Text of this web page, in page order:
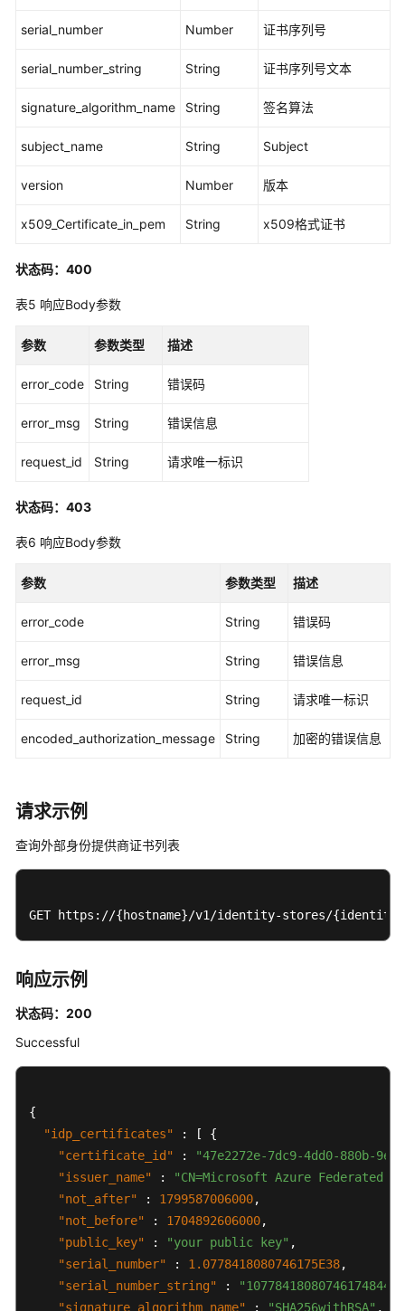
分
管
用
书
理
实
管
MFA
管
理
管
户
管
用
户/
用
定
关
管
身
管
理
创
建
外
部
身
serial_number Number 证书序列号
serial_number_string String 证书序列号文本
signature_algorithm_name String 签名算法
subject_name String Subject
version Number 版本
x509_Certificate_in_pem String x509格式证书
状态码：400
表5 响应Body参数
参数 参数类型 描述
error_code String 错误码
error_msg String 错误信息
request_id String 请求唯一标识
状态码：403
表6 响应Body参数
参数 参数类型 描述
error_code String 错误码
error_msg String 错误信息
request_id String 请求唯一标识
encoded_authorization_message String 加密的错误信息
请求示例
查询外部身份提供商证书列表
GET https://{hostname}/v1/identity-stores/
响应示例
状态码：200
Successful
{
"idp_certificates"
: [
{
"certificate_id"
:
"47e2272e-7dc9-4dd0-880b-
"issuer_name"
:
"CN=Microsoft Azure Federated
"not_after"
: 1799587006000,
"not_before"
: 1704892606000,
"public_key"
: "your public key" ,
"serial_number"
: 1.0778418080746175E38,
"serial_number_string"
:
"signature_algorithm_name"
: "SHA256withRSA" ,